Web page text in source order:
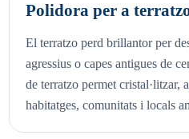
Polidora per a
El terratzo perd brillantor per
agressius o capes antigues de
de terratzo permet cristal·litzar,
habitatges, comunitats i locals